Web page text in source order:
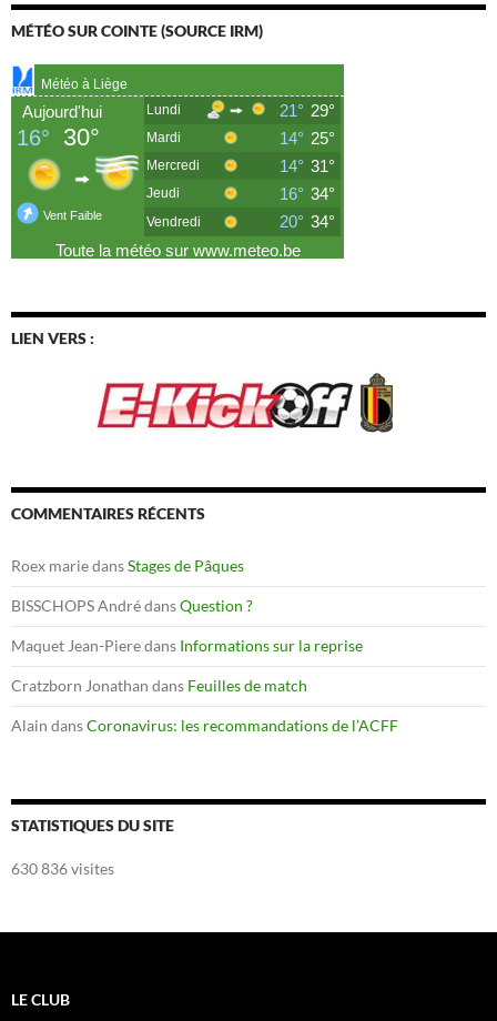
MÉTÉO SUR COINTE (SOURCE IRM)
LIEN VERS :
COMMENTAIRES RÉCENTS
Roex mariedansStages de Pâques
BISSCHOPS AndrédansQuestion ?
Maquet Jean-Pieredans Informations sur la reprise
Cratzborn Jonathan dans Feuilles de match
Alain dansCoronavirus: les recommandations de l’ACFF
STATISTIQUES DU SITE
630 836 visites
LE CLUB